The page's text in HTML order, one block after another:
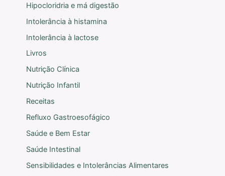
Hipocloridria e má digestão
Intolerância à histamina
Intolerância à lactose
Livros
Nutrição Clínica
Nutrição Infantil
Receitas
Refluxo Gastroesofágico
Saúde e Bem Estar
Saúde Intestinal
Sensibilidades e Intolerâncias Alimentares